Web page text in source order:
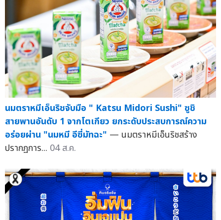
นมตราหมีเอ็นริชจับมือ " Katsu Midori Sushi" ซูชิ
สายพานอันดับ 1 จากโตเกียว ยกระดับประสบการณ์ความ
อร่อยผ่าน "นมหมี อีซี่มัทฉะ" — นมตราหมีเอ็นริชสร้าง
ปรากฏการ... 04 ส.ค.